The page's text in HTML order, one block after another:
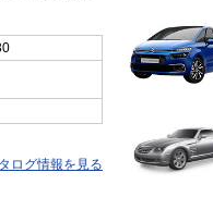
ログ情報を見る